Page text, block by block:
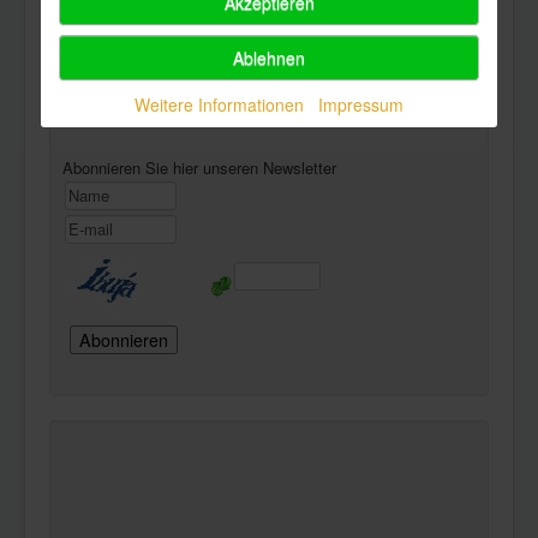
Powered byPhoca Download
Newsletter
Abonnieren Sie hier unseren Newsletter
Ablehnen
Weitere Informationen
Impressum